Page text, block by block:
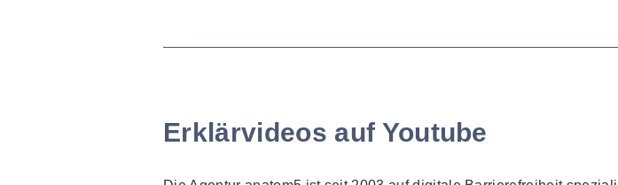
Erklärvideos auf Youtube